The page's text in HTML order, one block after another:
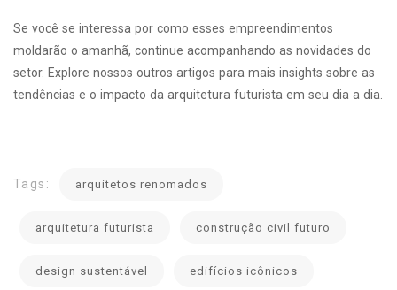
Se você se interessa por como esses empreendimentos
moldarão o amanhã, continue acompanhando as novidades do
setor. Explore nossos outros artigos para mais insights sobre as
tendências e o impacto da arquitetura futurista em seu dia a dia.
Tags: arquitetos renomados
arquitetura futurista construção civil futuro
design sustentável edifícios icônicos